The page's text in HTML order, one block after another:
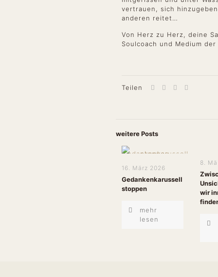
vertrauen, sich
anderen reitet…
Von Herz zu Herz, deine
Soulcoach und Medium
Teilen
weitere Posts
16. März 2026
Gedankenkarussell
stoppen
mehr
lesen
8.
wir